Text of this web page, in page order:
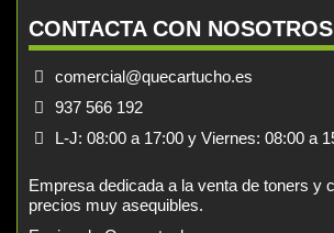
CONTACTA CON NOSOTROS
comercial@quecartucho.es
937 566 192
L-J: 08:00 a 17:00 y Viernes: 08:00 a
Empresa dedicada a la venta de toners y
precios muy asequibles.